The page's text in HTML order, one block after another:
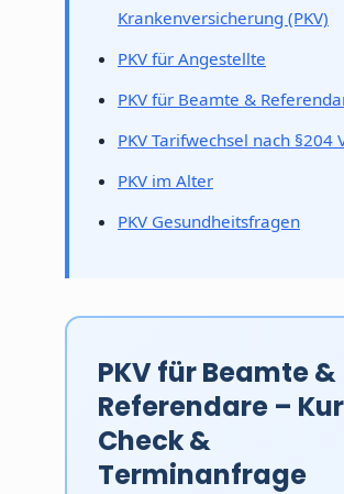
Krankenversicherung (PKV)
PKV für Angestellte
PKV für Beamte &
PKV Tarifwechsel nach §204
PKV im Alter
PKV Gesundheitsfragen
PKV für Beamte &
Referendare –
Check &
Terminanfrage